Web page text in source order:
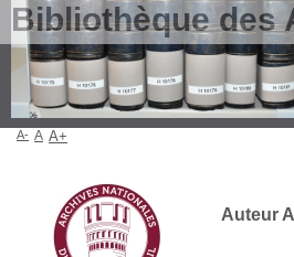
Bibliothèque des
Auteur
A- A A+